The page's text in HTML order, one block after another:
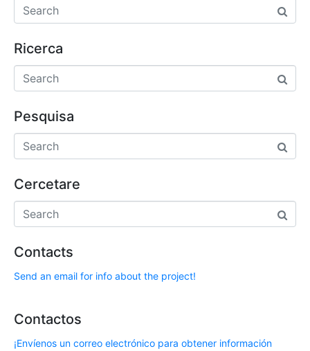
Ricerca
Pesquisa
Cercetare
Contacts
Send an email for info about the project!
Contactos
¡Envíenos un correo electrónico para obtener información